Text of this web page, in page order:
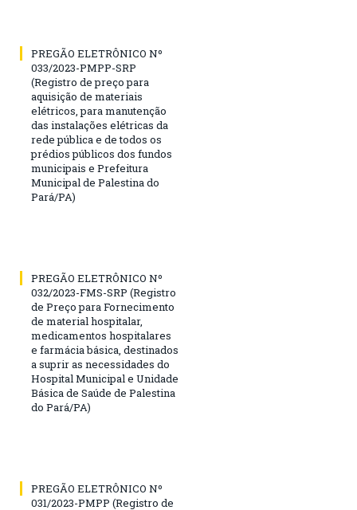
PREGÃO ELETRÔNICO Nº
033/2023-PMPP-SRP
(Registro de preço para
aquisição de materiais
elétricos, para manutenção
das instalações elétricas da
rede pública e de todos os
prédios públicos dos fundos
municipais e Prefeitura
Municipal de Palestina do
Pará/PA)
PREGÃO ELETRÔNICO Nº
032/2023-FMS-SRP (Registro
de Preço para Fornecimento
de material hospitalar,
medicamentos hospitalares
e farmácia básica, destinados
a suprir as necessidades do
Hospital Municipal e Unidade
Básica de Saúde de Palestina
do Pará/PA)
PREGÃO ELETRÔNICO Nº
031/2023-PMPP (Registro de